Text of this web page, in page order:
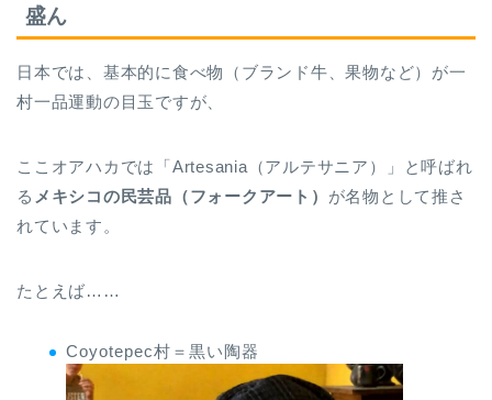
盛ん
日本では、基本的に食べ物（ブランド牛、果物など）が一
村一品運動の目玉ですが、
ここオアハカでは「Artesania（アルテサニア）」と呼ばれ
る メキシコの民芸品（フォークアート） が名物として推さ
れています。
たとえば……
Coyotepec村＝黒い陶器